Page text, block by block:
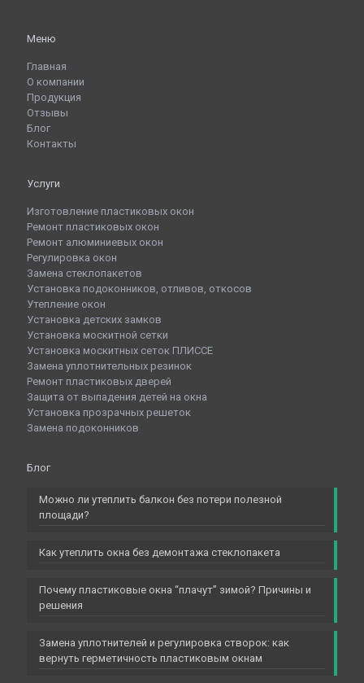
Меню
Главная
О компании
Продукция
Отзывы
Блог
Контакты
Услуги
Изготовление пластиковых окон
Ремонт пластиковых окон
Ремонт алюминиевых окон
Регулировка окон
Замена стеклопакетов
Установка подоконников, отливов, откосов
Утепление окон
Установка детских замков
Установка москитной сетки
Установка москитных сеток ПЛИССЕ
Замена уплотнительных резинок
Ремонт пластиковых дверей
Защита от выпадения детей на окна
Установка прозрачных решеток
Замена подоконников
Блог
Можно ли утеплить балкон без потери полезной
площади?
Как утеплить окна без демонтажа стеклопакета
Почему пластиковые окна “плачут” зимой? Причины и
решения
Замена уплотнителей и регулировка створок: как
вернуть герметичность пластиковым окнам